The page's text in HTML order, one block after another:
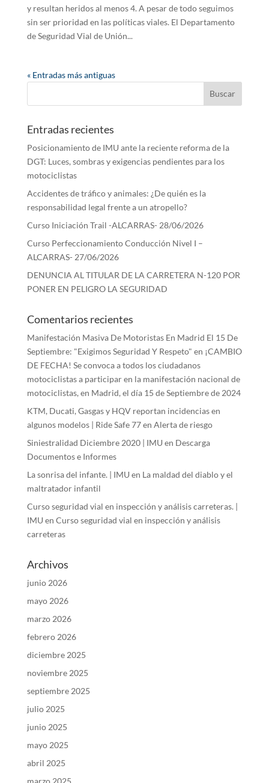
y resultan heridos al menos 4. A pesar de todo seguimos
sin ser prioridad en las políticas viales. El Departamento
de Seguridad Vial de Unión...
« Entradas más antiguas
Entradas recientes
Posicionamiento de IMU ante la reciente reforma de la
DGT: Luces, sombras y exigencias pendientes para los
motociclistas
Accidentes de tráfico y animales: ¿De quién es la
responsabilidad legal frente a un atropello?
Curso Iniciación Trail -ALCARRAS- 28/06/2026
Curso Perfeccionamiento Conducción Nivel I –
ALCARRAS- 27/06/2026
DENUNCIA AL TITULAR DE LA CARRETERA N-120 POR
PONER EN PELIGRO LA SEGURIDAD
Comentarios recientes
Manifestación Masiva De Motoristas En Madrid El 15 De
Septiembre: "Exigimos Seguridad Y Respeto" en ¡CAMBIO
DE FECHA! Se convoca a todos los ciudadanos
motociclistas a participar en la manifestación nacional de
motociclistas, en Madrid, el día 15 de Septiembre de 2024
KTM, Ducati, Gasgas y HQV reportan incidencias en
algunos modelos | Ride Safe 77en Alerta de riesgo
Siniestralidad Diciembre 2020 | IMU en Descarga
Documentos e Informes
La sonrisa del infante. | IMU en La maldad del diablo y el
maltratador infantil
Curso seguridad vial en inspección y análisis carreteras. |
IMU en Curso seguridad vial en inspección y análisis
carreteras
Archivos
junio 2026
mayo 2026
marzo 2026
febrero 2026
diciembre 2025
noviembre 2025
septiembre 2025
julio 2025
junio 2025
mayo 2025
abril 2025
marzo 2025